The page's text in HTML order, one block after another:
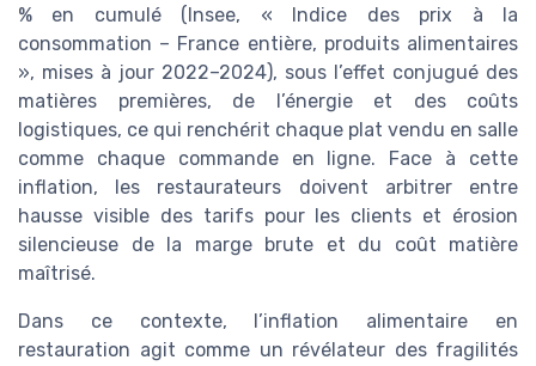
% en cumulé (Insee, « Indice des prix à la
consommation – France entière, produits alimentaires
», mises à jour 2022–2024), sous l’effet conjugué des
matières premières, de l’énergie et des coûts
logistiques, ce qui renchérit chaque plat vendu en salle
comme chaque commande en ligne. Face à cette
inflation, les restaurateurs doivent arbitrer entre
hausse visible des tarifs pour les clients et érosion
silencieuse de la marge brute et du coût matière
maîtrisé.
Dans ce contexte, l’inflation alimentaire en
restauration agit comme un révélateur des fragilités